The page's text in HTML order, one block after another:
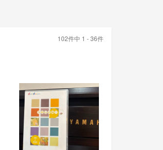
102件中 1 - 36件